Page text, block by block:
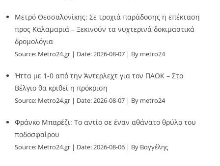
Μετρό Θεσσαλονίκης: Σε τροχιά παράδοσης η επέκταση
προς Καλαμαριά – Ξεκινούν τα νυχτερινά δοκιμαστικά
δρομολόγια
Source: Metro24.gr Date: 2026-08-07 By metro24
Ήττα με 1-0 από την Άντερλεχτ για τον ΠΑΟΚ – Στο
Βέλγιο θα κριθεί η πρόκριση
Source: Metro24.gr Date: 2026-08-07 By metro24
Φράνκο Μπαρέζι: Το αντίο σε έναν αθάνατο θρύλο του
ποδοσφαίρου
Source: Metro24.gr Date: 2026-08-06
By Βαγγέλης